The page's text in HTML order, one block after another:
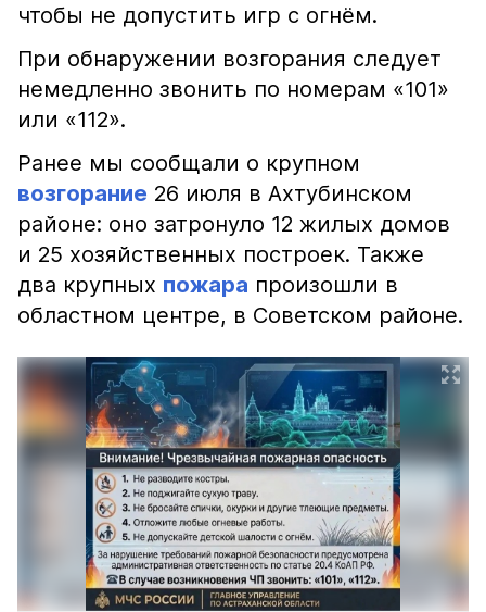
чтобы не допустить игр с огнём.
При обнаружении возгорания следует
немедленно звонить по номерам «101»
или «112».
Ранее мы сообщали о крупном
возгорание 26 июля в Ахтубинском
районе: оно затронуло 12 жилых домов
и 25 хозяйственных построек. Также
два крупных пожара произошли в
областном центре, в Советском районе.